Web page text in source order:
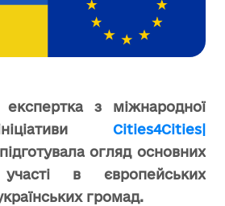
з міжнародної
Cities4Cities|
підготувала огляд основних
в європейських
громад.